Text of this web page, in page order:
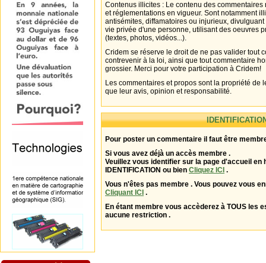
Contenus illicites : Le contenu des
et réglementations en vigueur. Sont notamment
antisémites, diffamatoires ou injurieux,
vie privée d'une personne, utilisant des oeuvres
(textes, photos, vidéos...).
Cridem se réserve le droit de ne pas valider tout
contrevenir à la loi, ainsi que tout commentaire
grossier. Merci pour votre participation à Cridem!
Les commentaires et propos sont la propriété de
que leur avis, opinion et responsabilité.
Pour poster un commentaire il faut être
Si vous avez déjà un accès membre .
Veuillez vous identifier sur la page d'accueil en
IDENTIFICATION ou bien Cliquez ICI .
Vous n'êtes pas membre . Vous pouvez vous
Cliquant ICI .
En étant membre vous accèderez à TOUS les
aucune restriction .